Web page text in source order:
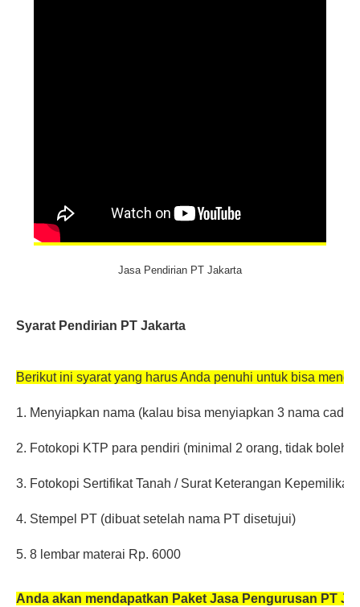
Jasa Pendirian PT Jakarta
Syarat Pendirian PT Jakarta
Berikut ini syarat yang harus Anda penuhi untuk bisa
1. Menyiapkan nama (kalau bisa menyiapkan 3 nama
2. Fotokopi KTP para pendiri (minimal 2 orang, tidak boleh
3. Fotokopi Sertifikat Tanah / Surat Keterangan
4. Stempel PT (dibuat setelah nama PT disetujui)
5. 8 lembar materai Rp. 6000
Anda akan mendapatkan Paket Jasa Pengurusan PT